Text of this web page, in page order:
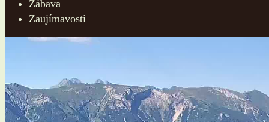
Zábava
Zaujímavosti